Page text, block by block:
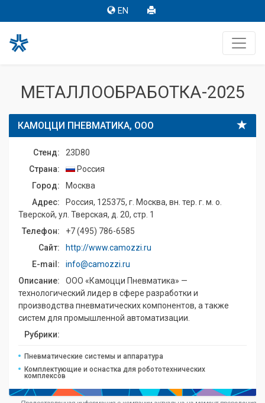
EN
МЕТАЛЛООБРАБОТКА-2025
КАМОЦЦИ ПНЕВМАТИКА, ООО
Стенд:
23D80
Страна:
Россия
Город:
Москва
Адрес:
Россия, 125375, г. Москва, вн. тер. г. м. о.
Тверской, ул. Тверская, д. 20, стр. 1
Телефон:
+7 (495) 786-6585
Сайт:
http://www.camozzi.ru
E-mail:
info@camozzi.ru
Описание:
ООО «Камоцци Пневматика» —
технологический лидер в сфере разработки и
производства пневматических компонентов, а также
систем для промышленной автоматизации.
Рубрики:
Пневматические системы и аппаратура
Комплектующие и оснастка для робототехнических
комплексов